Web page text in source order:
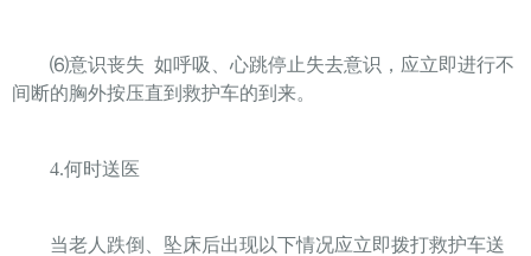
⑹意识丧失 如呼吸、心跳停止失去意识，应立即进行不
间断的胸外按压直到救护车的到来。
4.何时送医
当老人跌倒、坠床后出现以下情况应立即拨打救护车送